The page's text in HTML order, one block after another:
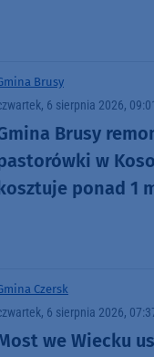
Brusy
6 sierpnia 2026, 09:01
Brusy
w
ponad 1
Czersk
6 sierpnia 2026,
we Wiecku